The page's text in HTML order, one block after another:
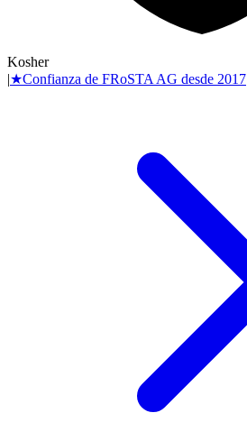
Kosher
|★Confianza de FRoSTA AG desde 2017